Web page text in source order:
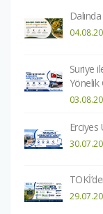
Suriye
Yönelik